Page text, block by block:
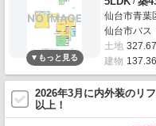
仙台市青葉
仙台市バス
土地
建物
2026年3月に内外装のリ
以上！